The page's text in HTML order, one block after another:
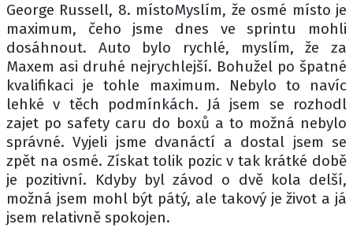
George Russell, 8. místoMyslím, že osmé místo je
maximum, čeho jsme dnes ve sprintu mohli
dosáhnout. Auto bylo rychlé, myslím, že za
Maxem asi druhé nejrychlejší. Bohužel po špatné
kvalifikaci je tohle maximum. Nebylo to navíc
lehké v těch podmínkách. Já jsem se rozhodl
zajet po safety caru do boxů a to možná nebylo
správné. Vyjeli jsme dvanáctí a dostal jsem se
zpět na osmé. Získat tolik pozic v tak krátké době
je pozitivní. Kdyby byl závod o dvě kola delší,
možná jsem mohl být pátý, ale takový je život a já
jsem relativně spokojen.